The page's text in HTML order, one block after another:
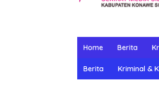
Home Berita
Berita Kriminal &